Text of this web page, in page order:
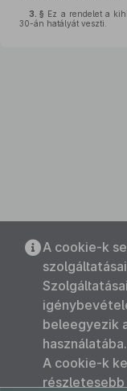
3. § Ez a rendelet a
30-án hatályát veszti.
A cookie-k
beleegyezik
használatába.
A cookie-k